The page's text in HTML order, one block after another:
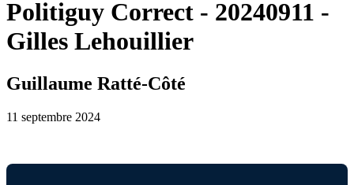
Politiguy Correct - 20240911 -
Gilles Lehouillier
Guillaume Ratté-Côté
11 septembre 2024